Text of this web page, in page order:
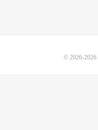
© 2026-2026